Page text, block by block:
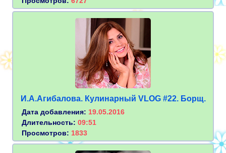
И.А.Агибалова. Кулинарный VLOG #22. Борщ.
Дата добавления: 19.05.2016
Длительность: 09:51
Просмотров: 1833